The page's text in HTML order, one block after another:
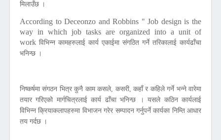
मिलाउँछ ।
According to Deceonzo and Robbins " Job design is the
way in which job tasks are organized into a unit of
work विभिन्न कामहरुलाई कार्य एकाईमा संगठित गर्ने तरिकालाई कार्यढाँचा
भनिन्छ ।
निष्कर्षमा संगठन भित्र कुनै काम कसले, कसरी, कहाँ र कहिले गर्ने भन्ने वारेमा
तयार गरिएको मार्गचित्रलाई कार्य ढाँचा भनिन्छ । यसले कठिन कार्यलाई
विभिन्न क्रियाकलापहरुमा विभाजन गरेर सम्पादन गर्नुपर्ने कार्यका निम्ति आधार
तय गर्दछ ।